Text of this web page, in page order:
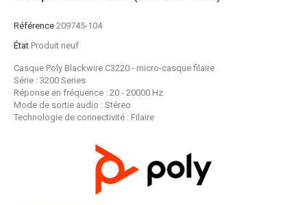
Référence 209745-104
État Produit neuf
Casque Poly Blackwire C3220 - micro-casque filaire
Série : 3200 Series
Réponse en fréquence : 20 - 20000 Hz
Mode de sortie audio : Stéreo
Technologie de connectivité : Filaire